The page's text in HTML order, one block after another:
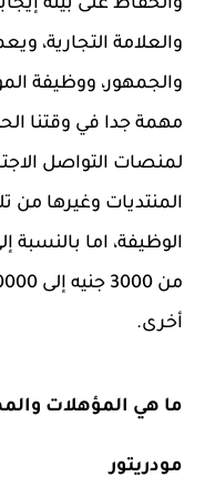
والحفاظ على بيئة
والعلامة التجارية،
والجمهور، ووظيفة
مهمة جدا في وقتنا
لمنصات التواصل
المنتديات وغيرها من
الوظيفة، اما
أخرى.
ما هي المؤهلات
مودريتور